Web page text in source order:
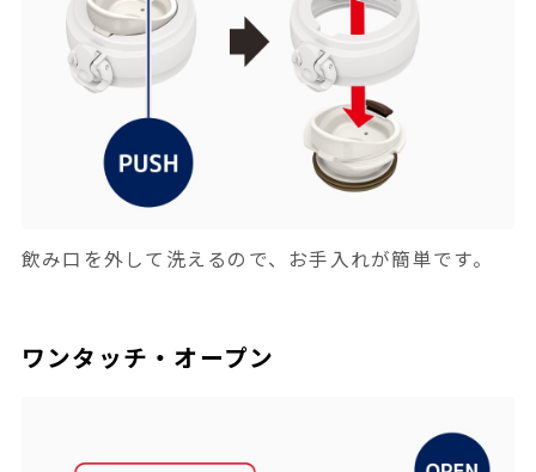
飲み口を外して洗えるので、お手入れが簡単です。
ワンタッチ・オープン